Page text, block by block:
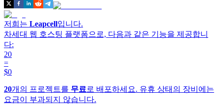
저희는 Leapcell입니다.
차세대 웹 호스팅 플랫폼으로, 다음과 같은 기능을 제공합니
다:
20
=
$0
20개의 프로젝트를 무료 로 배포하세요. 유휴 상태의 장비에는
요금이 부과되지 않습니다.